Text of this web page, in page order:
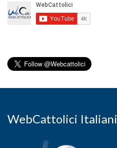
WebCattolici Italiani